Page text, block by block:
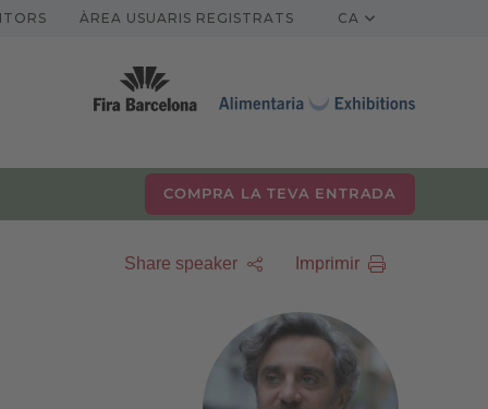
ÀREA USUARIS REGISTRATS CA
COMPRA LA TEVA ENTRADA
Share speaker Imprimir